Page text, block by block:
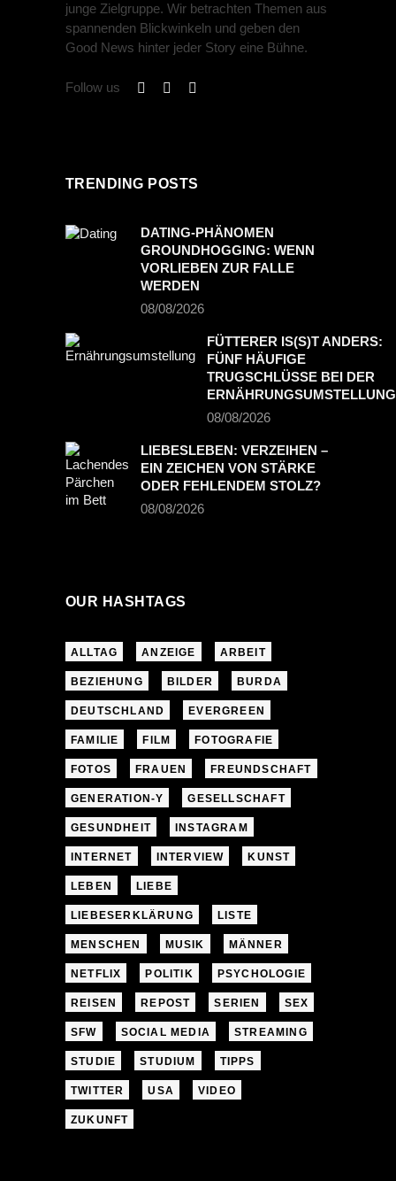
junge Zielgruppe. Wir betrachten Themen aus
spannenden Blickwinkeln und geben den
Good News hinter jeder Story eine Bühne.
Follow us
TRENDING POSTS
DATING-PHÄNOMEN
GROUNDHOGGING: WENN
VORLIEBEN ZUR FALLE
WERDEN
08/08/2026
FÜTTERER IS(S)T ANDERS:
FÜNF HÄUFIGE
TRUGSCHLÜSSE BEI DER
ERNÄHRUNGSUMSTELLUNG
08/08/2026
LIEBESLEBEN: VERZEIHEN –
EIN ZEICHEN VON STÄRKE
ODER FEHLENDEM STOLZ?
08/08/2026
OUR HASHTAGS
ALLTAG ANZEIGE ARBEIT
BEZIEHUNG BILDER BURDA
DEUTSCHLAND EVERGREEN
FAMILIE FILM FOTOGRAFIE
FOTOS FRAUEN FREUNDSCHAFT
GENERATION-Y GESELLSCHAFT
GESUNDHEIT INSTAGRAM
INTERNET INTERVIEW KUNST
LEBEN LIEBE
LIEBESERKLÄRUNG LISTE
MENSCHEN MUSIK MÄNNER
NETFLIX POLITIK PSYCHOLOGIE
REISEN REPOST SERIEN SEX
SFW SOCIAL MEDIA STREAMING
STUDIE STUDIUM TIPPS
TWITTER USA VIDEO
ZUKUNFT